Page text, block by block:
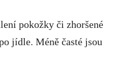
pokožky či zhoršené
jídle. Méně časté jsou